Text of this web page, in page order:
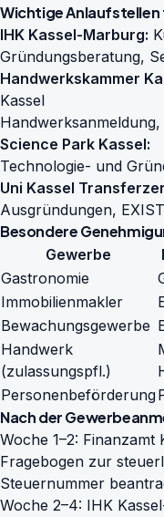
Wichtige Anlaufstellen
IHK Kassel-Marburg:
Gründungsberatung,
Handwerkskammer
Kassel
Science Park Kassel:
Technologie- und
Uni Kassel
Ausgründungen,
Besondere
Gewerbe
Gastronomie
Immobilienmakler
Bewachungsgewerbe
Handwerk
(zulassungspfl.)
Personenbeförderung
Nach der
Woche 1–2: Finanzamt
Fragebogen zur
Steuernummer
Woche 2–4: IHK